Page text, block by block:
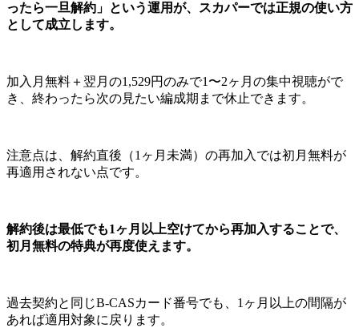
ったら一旦解約」という運用が、スカパーでは正規の使い方
として成立します。
加入月無料＋翌月の1,529円のみで1〜2ヶ月の集中視聴がで
き、終わったら次の見たい編成期まで休止できます。
注意点は、解約直後（1ヶ月未満）の再加入では初月無料が
再適用されない点です。
解約後は最低でも1ヶ月以上空けてから再加入することで、
初月無料の特典が再度使えます。
過去契約と同じB-CASカード番号でも、1ヶ月以上の間隔が
あれば適用対象に戻ります。